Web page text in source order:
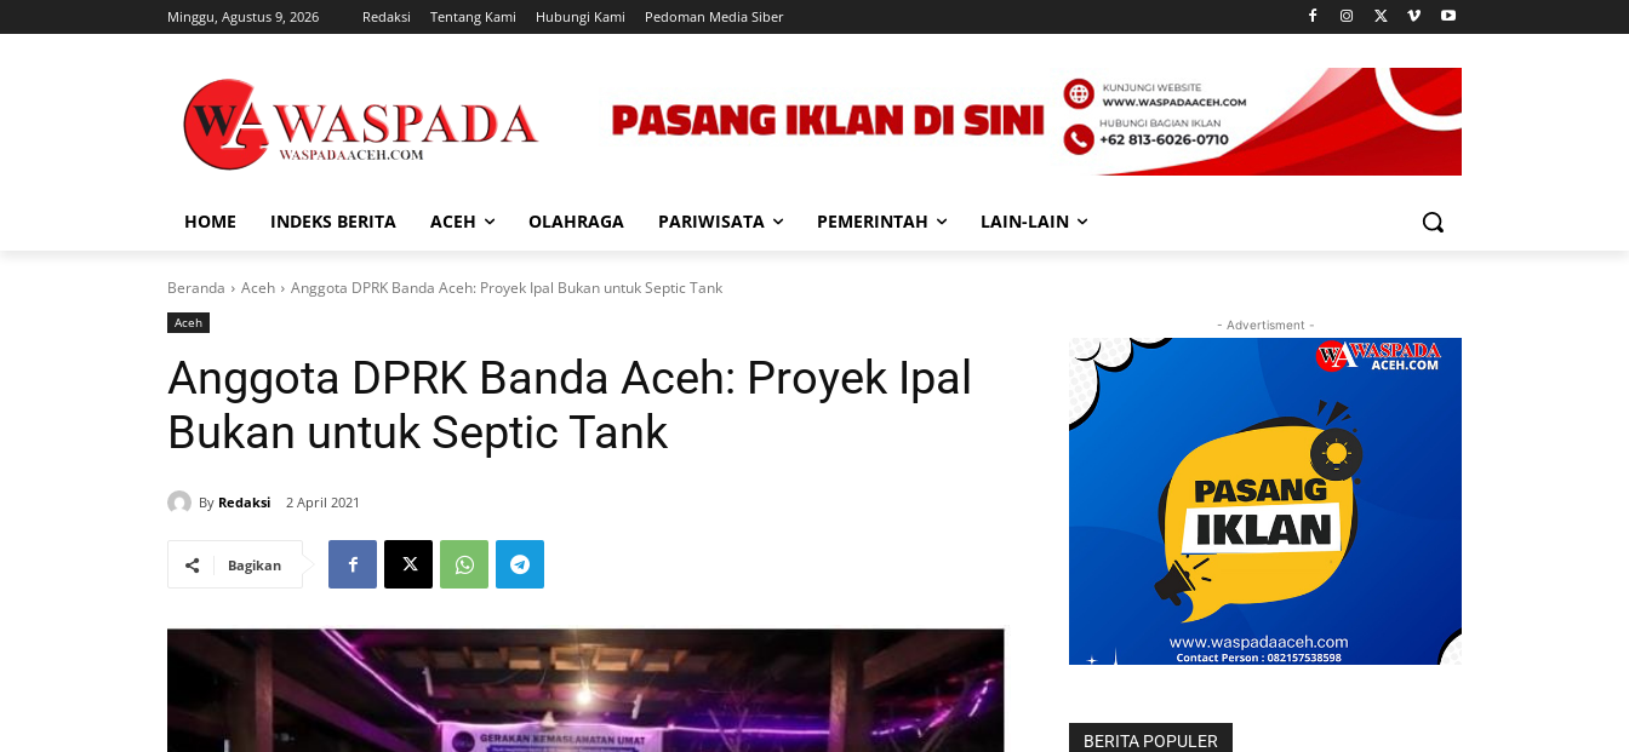
Minggu, Agustus 9, 2026 Redaksi Tentang Kami Hubungi Kami Pedoman Media Siber
HOME INDEKS BERITA ACEH OLAHRAGA PARIWISATA PEMERINTAH LAIN-LAIN
Beranda Aceh Anggota DPRK Banda Aceh: Proyek Ipal Bukan untuk Septic Tank
Aceh
Anggota DPRK Banda Aceh: Proyek Ipal
Bukan untuk Septic Tank
By Redaksi 2 April 2021
Bagikan
- Advertisment -
BERITA POPULER